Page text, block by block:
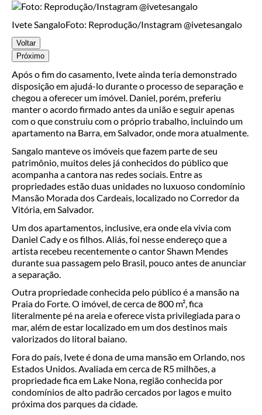
Ivete SangaloFoto: Reprodução/Instagram @ivetesangalo
Voltar
Próximo
Após o fim do casamento, Ivete ainda teria demonstrado
disposição em ajudá-lo durante o processo de separação e
chegou a oferecer um imóvel. Daniel, porém, preferiu
manter o acordo firmado antes da união e seguir apenas
com o que construiu com o próprio trabalho, incluindo um
apartamento na Barra, em Salvador, onde mora atualmente.
Sangalo manteve os imóveis que fazem parte de seu
patrimônio, muitos deles já conhecidos do público que
acompanha a cantora nas redes sociais. Entre as
propriedades estão duas unidades no luxuoso condomínio
Mansão Morada dos Cardeais, localizado no Corredor da
Vitória, em Salvador.
Um dos apartamentos, inclusive, era onde ela vivia com
Daniel Cady e os filhos. Aliás, foi nesse endereço que a
artista recebeu recentemente o cantor Shawn Mendes
durante sua passagem pelo Brasil, pouco antes de anunciar
a separação.
Outra propriedade conhecida pelo público é a mansão na
Praia do Forte. O imóvel, de cerca de 800 m², fica
literalmente pé na areia e oferece vista privilegiada para o
mar, além de estar localizado em um dos destinos mais
valorizados do litoral baiano.
Fora do país, Ivete é dona de uma mansão em Orlando, nos
Estados Unidos. Avaliada em cerca de R5 milhões, a
propriedade fica em Lake Nona, região conhecida por
condomínios de alto padrão cercados por lagos e muito
próxima dos parques da cidade.